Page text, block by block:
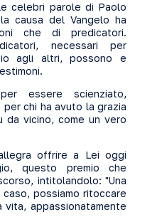
celebri parole di Paolo
causa del Vangelo ha
che di predicatori.
necessari per
agli altri, possono e
essere scienziato,
chi ha avuto la grazia
da vicino, come un vero
offrire a Lei oggi
questo premio che
intitolandolo: "Una
possiamo ritoccare
vita, appassionatamente